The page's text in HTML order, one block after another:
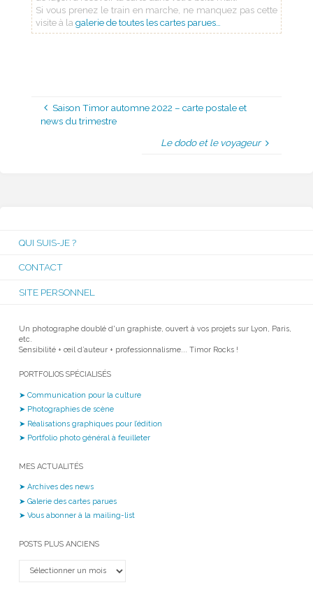
Si vous prenez le train en marche, ne manquez pas cette
visite à la galerie de toutes les cartes parues…
Saison Timor automne 2022 – carte postale et
news du trimestre
Le dodo et le voyageur
QUI SUIS-JE ?
CONTACT
SITE PERSONNEL
Un photographe doublé d'un graphiste, ouvert à vos projets sur Lyon, Paris,
etc.
Sensibilité + œil d’auteur + professionnalisme... Timor Rocks !
PORTFOLIOS SPÉCIALISÉS
➤ Communication pour la culture
➤ Photographies de scène
➤ Réalisations graphiques pour l’édition
➤ Portfolio photo général à feuilleter
MES ACTUALITÉS
➤ Archives des news
➤ Galerie des cartes parues
➤ Vous abonner à la mailing-list
POSTS PLUS ANCIENS
plus